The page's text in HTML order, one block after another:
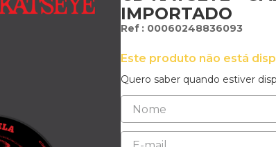
IMPORTADO
: 00060248836093
Este produto não está
Quero saber quando estiver